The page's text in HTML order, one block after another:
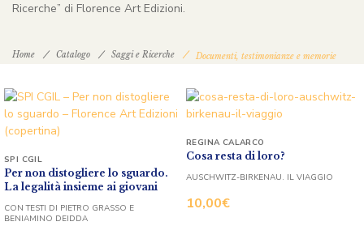
Ricerche” di Florence Art Edizioni.
Home Catalogo Saggi e Ricerche Documenti, testimonianze e memorie
Per non distogliere lo sguardo.
La legalità insieme ai giovani
SPI CGIL
CON TESTI DI PIETRO GRASSO E
BENIAMINO DEIDDA
Cosa resta di loro?
10,00€
REGINA CALARCO
AUSCHWITZ-BIRKENAU. IL VIAGGIO